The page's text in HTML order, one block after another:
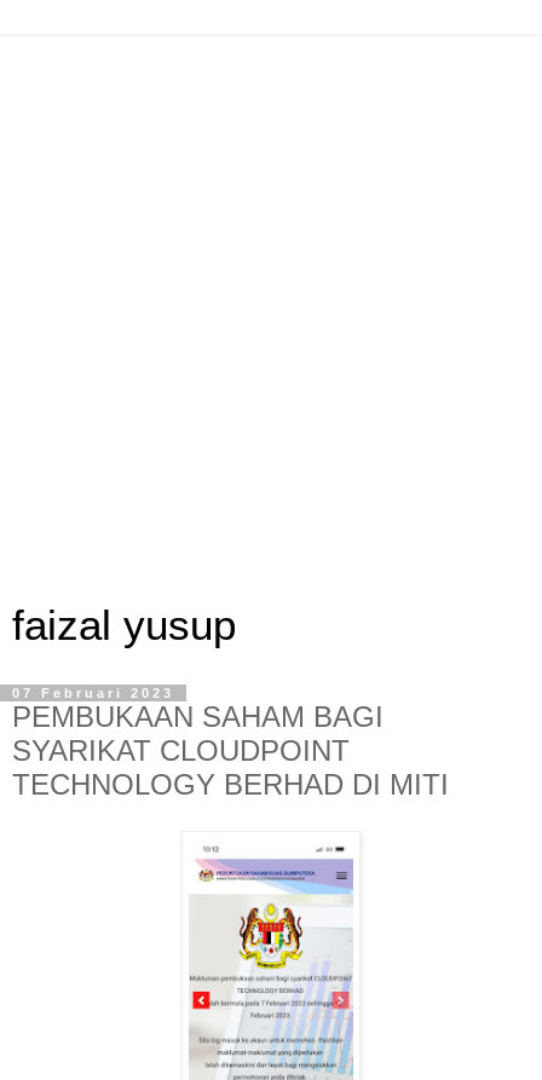
faizal yusup
07 Februari 2023
PEMBUKAAN SAHAM BAGI
SYARIKAT CLOUDPOINT
TECHNOLOGY BERHAD DI MITI